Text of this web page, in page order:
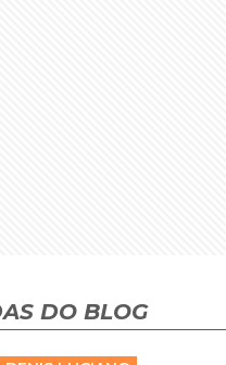
DO BLOG